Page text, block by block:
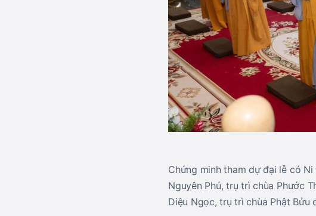
Chứng minh tham dự đại lễ có
Nguyên Phú, trụ trì chùa Phước
Diệu Ngọc, trụ trì chùa Phật